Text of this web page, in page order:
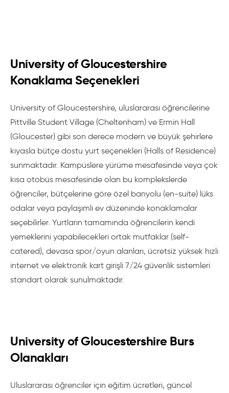
University of Gloucestershire
Konaklama Seçenekleri
University of Gloucestershire, uluslararası öğrencilerine
Pittville Student Village (Cheltenham) ve Ermin Hall
(Gloucester) gibi son derece modern ve büyük şehirlere
kıyasla bütçe dostu yurt seçenekleri (Halls of Residence)
sunmaktadır. Kampüslere yürüme mesafesinde veya çok
kısa otobüs mesafesinde olan bu komplekslerde
öğrenciler, bütçelerine göre özel banyolu (en-suite) lüks
odalar veya paylaşımlı ev düzeninde konaklamalar
seçebilirler. Yurtların tamamında öğrencilerin kendi
yemeklerini yapabilecekleri ortak mutfaklar (self-
catered), devasa spor/oyun alanları, ücretsiz yüksek hızlı
internet ve elektronik kart girişli 7/24 güvenlik sistemleri
standart olarak sunulmaktadır.
University of Gloucestershire Burs
Olanakları
Uluslararası öğrenciler için eğitim ücretleri, güncel